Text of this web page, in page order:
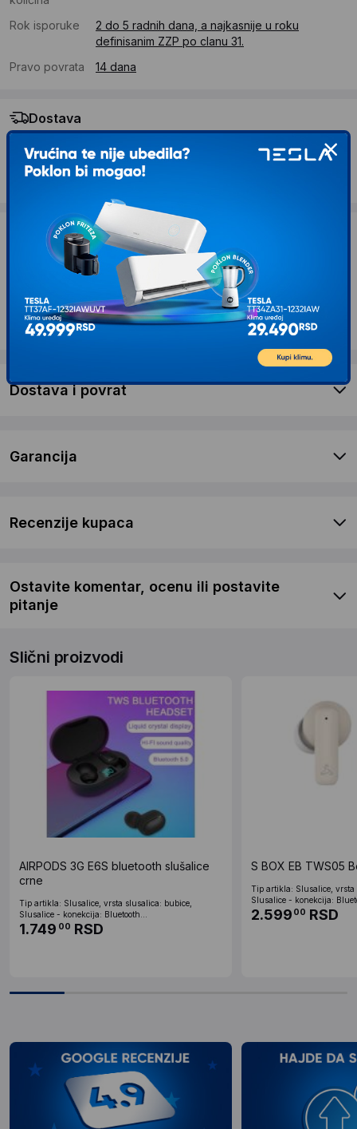
Rok isporuke
2 do 5 radnih dana, a najkasnije u roku
definisanim ZZP po clanu 31.
Pravo povrata
14 dana
Dostava
Standardna dostava se očekuje u roku od 2 do 5 radnih
dana
Želite li ponudu za firmu?
Kontaktirajte nas
Opis proizvoda XPLORER Bluetooth slušalice
BTW 5.0
Dostava i povrat
Garancija
Recenzije kupaca
Ostavite komentar, ocenu ili postavite
pitanje
Slični proizvodi
AIRPODS 3G E6S bluetooth slušalice
crne
Tip artikla: Slusalice, vrsta slusalica: bubice,
Slusalice - konekcija: Bluetooth...
1.749 00 RSD
S BOX EB TWS05
Tip artikla: Slusalice, vrsta
Slusalice - konekcija:
2.599 00 RSD